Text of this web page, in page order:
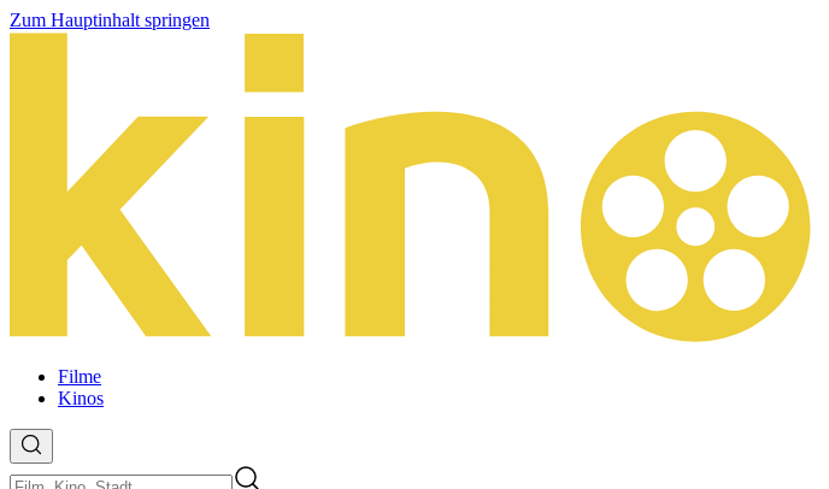
Zum Hauptinhalt springen
Filme
Kinos